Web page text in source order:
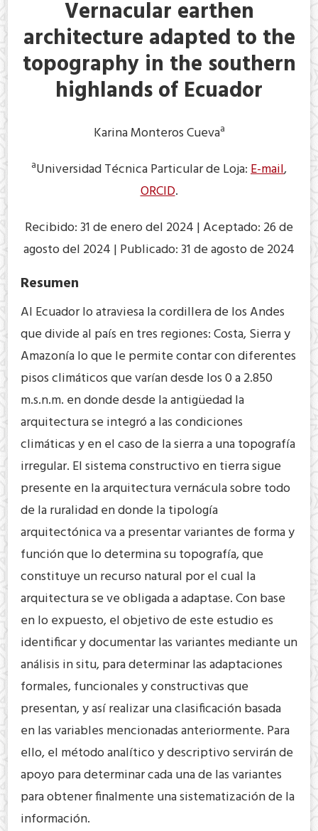
Vernacular earthen
architecture adapted to the
topography in the southern
highlands of Ecuador
Karina Monteros Cuevaa
aUniversidad Técnica Particular de Loja:E-mail,
ORCID.
Recibido: 31 de enero del 2024 | Aceptado: 26 de
agosto del 2024 | Publicado: 31 de agosto de 2024
Resumen
Al Ecuador lo atraviesa la cordillera de los Andes
que divide al país en tres regiones: Costa, Sierra y
Amazonía lo que le permite contar con diferentes
pisos climáticos que varían desde los 0 a 2.850
m.s.n.m. en donde desde la antigüedad la
arquitectura se integró a las condiciones
climáticas y en el caso de la sierra a una topografía
irregular. El sistema constructivo en tierra sigue
presente en la arquitectura vernácula sobre todo
de la ruralidad en donde la tipología
arquitectónica va a presentar variantes de forma y
función que lo determina su topografía, que
constituye un recurso natural por el cual la
arquitectura se ve obligada a adaptase. Con base
en lo expuesto, el objetivo de este estudio es
identificar y documentar las variantes mediante un
análisis in situ, para determinar las adaptaciones
formales, funcionales y constructivas que
presentan, y así realizar una clasificación basada
en las variables mencionadas anteriormente. Para
ello, el método analítico y descriptivo servirán de
apoyo para determinar cada una de las variantes
para obtener finalmente una sistematización de la
información.